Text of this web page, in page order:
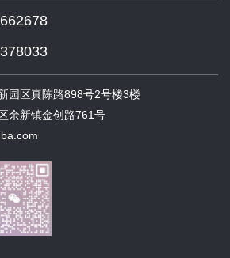
园区真陈路898号2号楼3楼
余新镇金创路761号